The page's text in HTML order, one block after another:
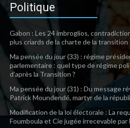
Politique
Gabon : Les 24 imbroglios,
plus criards de la charte de la transition
Ma pensée du jour (33) : régime
parlementaire : quel type de régime
d’après la Transition ?
Ma pensée du jour (31) : Du message
Patrick Moundendé, martyr de la
Modification de la loi électorale : La
Foumboula et Cie jugée irrecevable